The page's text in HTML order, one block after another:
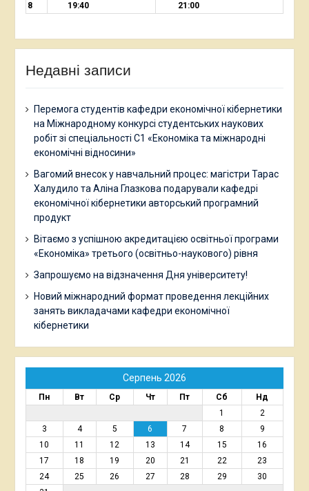
8
19:40 21:00
Недавні записи
Перемога студентів кафедри економічної кібернетики
на Міжнародному конкурсі студентських наукових
робіт зі спеціальності С1 «Економіка та міжнародні
економічні відносини»
Вагомий внесок у навчальний процес: магістри Тарас
Халудило та Аліна Глазкова подарували кафедрі
економічної кібернетики авторський програмний
продукт
Вітаємо з успішною акредитацією освітньої програми
«Економіка» третього (освітньо-наукового) рівня
Запрошуємо на відзначення Дня університету!
Новий міжнародний формат проведення лекційних
занять викладачами кафедри економічної
кібернетики
Серпень 2026
Пн Вт Ср Чт Пт Сб
Нд
1
2
3
4 5 6 7 8
9
10
11 12 13 14 15
16
17
18 19 20 21 22
23
24
25 26 27 28 29
30